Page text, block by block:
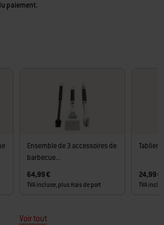
paiement.
Ensemble de 3 accessoires de
barbecue...
64,99 €
TVA incluse, plus frais de port
Tablier
24,99 €
TVA
Voir tout